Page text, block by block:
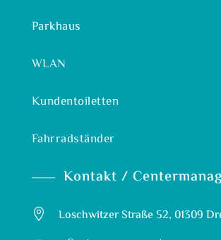
Parkhaus
WLAN
Kundentoiletten
Fahrradständer
Kontakt /
 Loschwitzer Straße 52, 01309